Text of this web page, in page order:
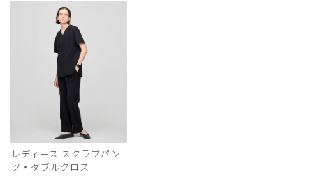
レディース:スクラブパン
ツ・ダブルクロス